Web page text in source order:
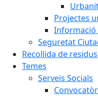
Projectes
Informació
Seguretat
Recollida de residus
Temes
Serveis Socials